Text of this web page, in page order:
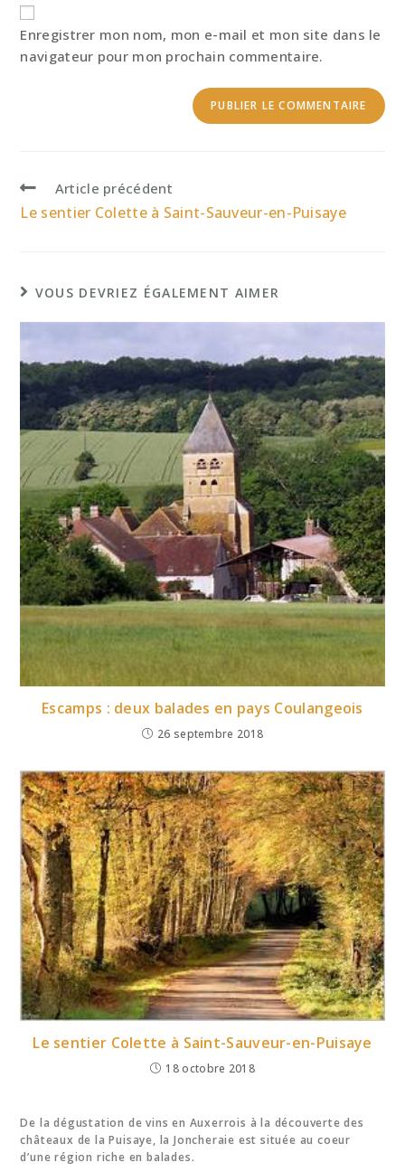
votre
site
(facultatif)
Enregistrer mon nom, mon e-mail et mon site dans le
navigateur pour mon prochain commentaire.
Read
more
Article précédent
Le sentier Colette à Saint-Sauveur-en-Puisaye
VOUS DEVRIEZ ÉGALEMENT AIMER
Escamps : deux balades en pays Coulangeois
26 septembre 2018
Le sentier Colette à Saint-Sauveur-en-Puisaye
18 octobre 2018
De la dégustation de vins en Auxerrois à la découverte des
châteaux de la Puisaye, la Joncheraie est située au coeur
d’une région riche en balades.